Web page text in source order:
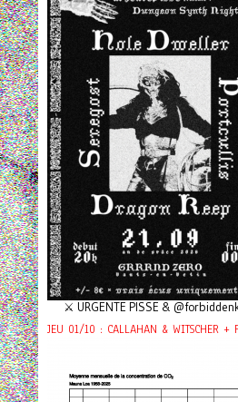
⚔️ URGENTE PISSE &
JEU 01/10 : CALLAHAN & WITSCHER +